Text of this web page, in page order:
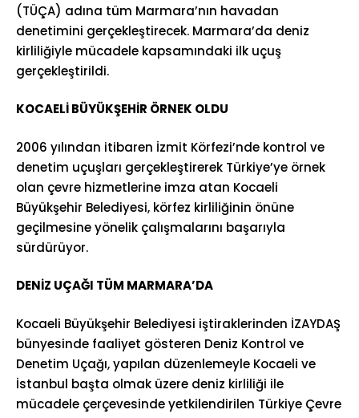
(TÜÇA) adına tüm Marmara’nın havadan
denetimini gerçekleştirecek. Marmara’da deniz
kirliliğiyle mücadele kapsamındaki ilk uçuş
gerçekleştirildi.
KOCAELİ BÜYÜKŞEHİR ÖRNEK OLDU
2006 yılından itibaren İzmit Körfezi’nde kontrol ve
denetim uçuşları gerçekleştirerek Türkiye’ye örnek
olan çevre hizmetlerine imza atan Kocaeli
Büyükşehir Belediyesi, körfez kirliliğinin önüne
geçilmesine yönelik çalışmalarını başarıyla
sürdürüyor.
DENİZ UÇAĞI TÜM MARMARA’DA
Kocaeli Büyükşehir Belediyesi iştiraklerinden İZAYDAŞ
bünyesinde faaliyet gösteren Deniz Kontrol ve
Denetim Uçağı, yapılan düzenlemeyle Kocaeli ve
İstanbul başta olmak üzere deniz kirliliği ile
mücadele çerçevesinde yetkilendirilen Türkiye Çevre